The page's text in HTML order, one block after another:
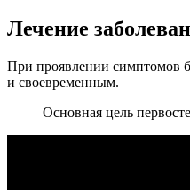
Лечение
При проявлении симптомов
и своевременным.
Основная цель